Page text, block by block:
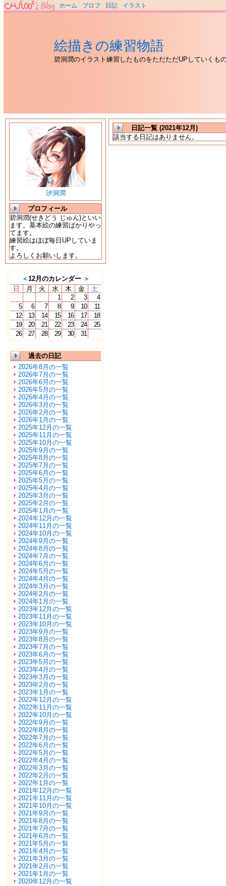
ホーム プロフ 日記 イラスト
絵描きの練習物語
碧洞潤のイラスト練習したものをただただUPしていくも
汐洞潤
プロフィール
碧洞潤(せきどう じゅん)といい
ます。基本絵の練習ばかりやっ
てます。
練習絵はほぼ毎日UPしていま
す。
よろしくお願いします。
＜12月のカレンダー ＞
日
月 火 水 木 金
土
1
2 3
4
5
6 7 8 9 10
11
12
13 14 15 16 17
18
19
20 21 22 23 24
25
26
27 28 29 30 31
過去の日記
2026年8月の一覧
2026年7月の一覧
2026年6月の一覧
2026年5月の一覧
2026年4月の一覧
2026年3月の一覧
2026年2月の一覧
2026年1月の一覧
2025年12月の一覧
2025年11月の一覧
2025年10月の一覧
2025年9月の一覧
2025年8月の一覧
2025年7月の一覧
2025年6月の一覧
2025年5月の一覧
2025年4月の一覧
2025年3月の一覧
2025年2月の一覧
2025年1月の一覧
2024年12月の一覧
2024年11月の一覧
2024年10月の一覧
2024年9月の一覧
2024年8月の一覧
2024年7月の一覧
2024年6月の一覧
2024年5月の一覧
2024年4月の一覧
2024年3月の一覧
2024年2月の一覧
2024年1月の一覧
2023年12月の一覧
2023年11月の一覧
2023年10月の一覧
2023年9月の一覧
2023年8月の一覧
2023年7月の一覧
2023年6月の一覧
2023年5月の一覧
2023年4月の一覧
2023年3月の一覧
2023年2月の一覧
2023年1月の一覧
2022年12月の一覧
2022年11月の一覧
2022年10月の一覧
2022年9月の一覧
2022年8月の一覧
2022年7月の一覧
2022年6月の一覧
2022年5月の一覧
2022年4月の一覧
2022年3月の一覧
2022年2月の一覧
2022年1月の一覧
2021年12月の一覧
2021年11月の一覧
2021年10月の一覧
2021年9月の一覧
2021年8月の一覧
2021年7月の一覧
2021年6月の一覧
2021年5月の一覧
2021年4月の一覧
2021年3月の一覧
2021年2月の一覧
2021年1月の一覧
2020年12月の一覧
日記一覧 (2021年12月)
該当する日記はありません。